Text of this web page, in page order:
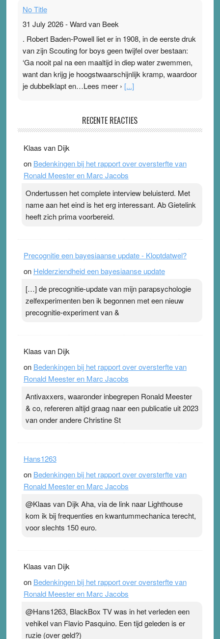
No Title
31 July 2026-Ward van Beek
. Robert Baden-Powell liet er in 1908, in de eerste druk
van zijn Scouting for boys geen twijfel over bestaan:
‘Ga nooit pal na een maaltijd in diep water zwemmen,
want dan krijg je hoogstwaarschijnlijk kramp, waardoor
je dubbelklapt en…Lees meer › [...]
Ward van Beek
topsporters. Ze hopen ermee hun hartslag te verlagen
terwijl ze meer zuurstof opnemen. Daarop heeft zo’n
pleister geen effect. Maar het gevoel ‘makkelijker te
Pleisterplakkers in de topspsort ›[...]
RECENTE REACTIES
Klaas van Dijk
on Bedenkingen bij het rapport over oversterfte van
Ronald Meester en Marc Jacobs
Ondertussen het complete interview beluisterd. Met
name aan het eind is het erg interessant. Ab Gietelink
heeft zich prima voorbereid.
Precognitie een bayesiaanse update - Kloptdatwel?
on Helderziendheid een bayesiaanse update
[…] de precognitie-update van mijn parapsychologie
zelfexperimenten ben ik begonnen met een nieuw
precognitie-experiment van &
Klaas van Dijk
on Bedenkingen bij het rapport over oversterfte van
Ronald Meester en Marc Jacobs
Antivaxxers, waaronder inbegrepen Ronald Meester
& co, refereren altijd graag naar een publicatie uit 2023
van onder andere Christine St
Hans1263
on Bedenkingen bij het rapport over oversterfte van
Ronald Meester en Marc Jacobs
@Klaas van Dijk Aha, via de link naar Lighthouse
kom ik bij frequenties en kwantummechanica terecht,
voor slechts 150 euro.
Klaas van Dijk
on Bedenkingen bij het rapport over oversterfte van
Ronald Meester en Marc Jacobs
@Hans1263, BlackBox TV was in het verleden een
vehikel van Flavio Pasquino. Een tijd geleden is er
ruzie (over geld?)